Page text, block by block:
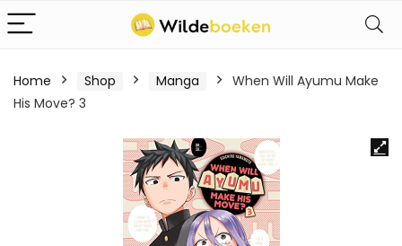
Home Shop Manga
When Will Ayumu Make
His Move? 3